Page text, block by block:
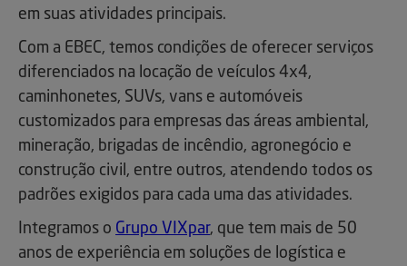
em suas atividades principais.
Com a EBEC, temos condições de oferecer serviços
diferenciados na locação de veículos 4x4,
caminhonetes, SUVs, vans e automóveis
customizados para empresas das áreas ambiental,
mineração, brigadas de incêndio, agronegócio e
construção civil, entre outros, atendendo todos os
padrões exigidos para cada uma das atividades.
Integramos o Grupo VIXpar, que tem mais de 50
anos de experiência em soluções de logística e